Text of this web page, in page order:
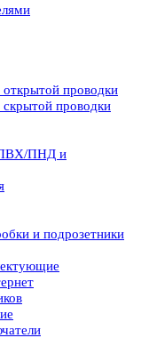
открытой проводки
скрытой проводки
ПВХ/ПНД и
и подрозетники